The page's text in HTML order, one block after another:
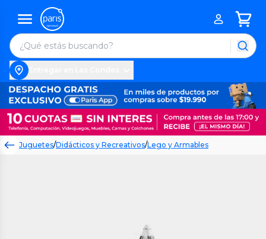
Juguetes/Didácticos y Recreativos/Lego y Armables